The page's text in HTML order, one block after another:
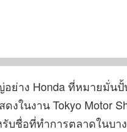
ย่าง Honda ที่หมายมั่น
ในงาน Tokyo Motor
บชื่อที่ทำการตลาดในบา